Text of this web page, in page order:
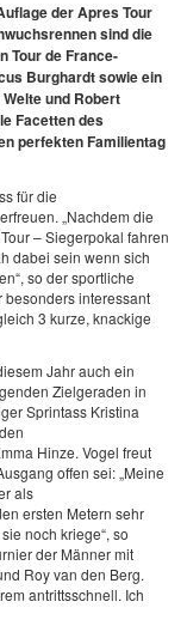
der Apres Tour
sind die
Tour de France-
Burghardt sowie ein
und Robert
Facetten des
perfekten Familientag
für die
„Nachdem die
– Siegerpokal fahren
dabei sein wenn sich
so der sportliche
besonders interessant
3 kurze, knackige
Jahr auch ein
Zielgeraden in
Sprintass Kristina
Hinze. Vogel freut
offen sei: „Meine
als
ersten Metern sehr
noch kriege“, so
der Männer mit
Roy van den Berg.
antrittsschnell. Ich